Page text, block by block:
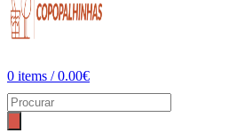
0 items / 0.00€